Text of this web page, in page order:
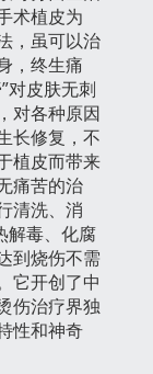
术植皮为
，虽可以治
，终生痛
对皮肤无刺
对各种原因
长修复，不
植皮而带来
痛苦的治
清洗、消
解毒、化腐
到烧伤不需
它开创了中
伤治疗界独
性和神奇